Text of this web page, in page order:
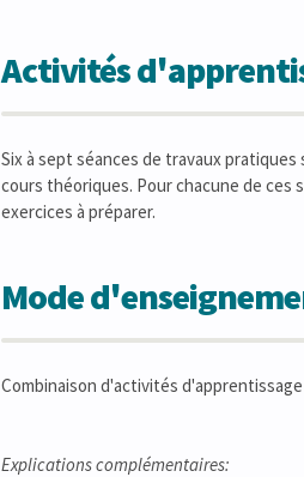
Activités
Six à sept séances de travaux
cours théoriques. Pour chacune de
exercices à préparer.
Mode
Combinaison d'activités
Explications complémentaires: